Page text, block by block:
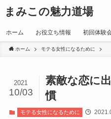
まみこの魅力道場
ホーム お役立ち情報 初回体験
ホーム モテる女性になるために
素敵な恋に
慣
2021
10/03
モテる女性になるために